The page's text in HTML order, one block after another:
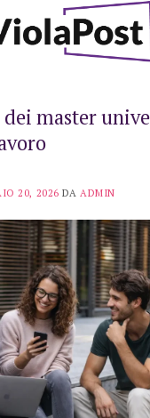
dei master
20, 2026 DA ADMIN